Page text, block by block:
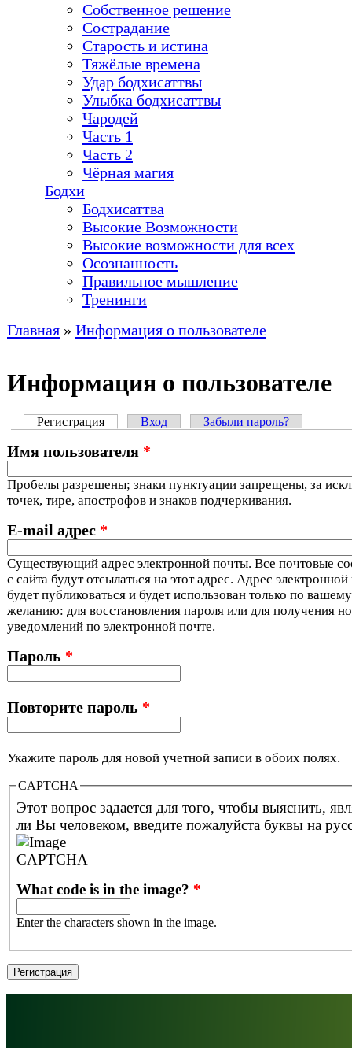
Собственное решение
Сострадание
Старость и истина
Тяжёлые времена
Удар бодхисаттвы
Улыбка бодхисаттвы
Чародей
Часть 1
Часть 2
Чёрная магия
Бодхи
Бодхисаттва
Высокие Возможности
Высокие возможности для всех
Осознанность
Правильное мышление
Тренинги
Главная » Информация о пользователе
Информация о пользователе
Регистрация (активная вкладка)
Вход Забыли пароль?
Имя пользователя *
Пробелы разрешены; знаки пунктуации запрещены, за
точек, тире, апострофов и знаков подчеркивания.
E-mail адрес *
Существующий адрес электронной почты. Все почтовые
с сайта будут отсылаться на этот адрес. Адрес
будет публиковаться и будет использован только по вашему
желанию: для восстановления пароля или для получения
уведомлений по электронной почте.
Пароль *
Повторите пароль *
Укажите пароль для новой учетной записи в обоих полях.
CAPTCHA
Этот вопрос задается для того, чтобы выяснить,
ли Вы человеком, введите пожалуйста буквы на
What code is in the image? *
Enter the characters shown in the image.